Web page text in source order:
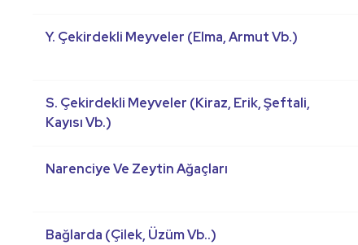
Y. Çekirdekli Meyveler (Elma, Armut Vb.)
S. Çekirdekli Meyveler (Kiraz, Erik, Şeftali,
Kayısı Vb.)
Narenciye Ve Zeytin Ağaçları
Bağlarda (Çilek, Üzüm Vb..)